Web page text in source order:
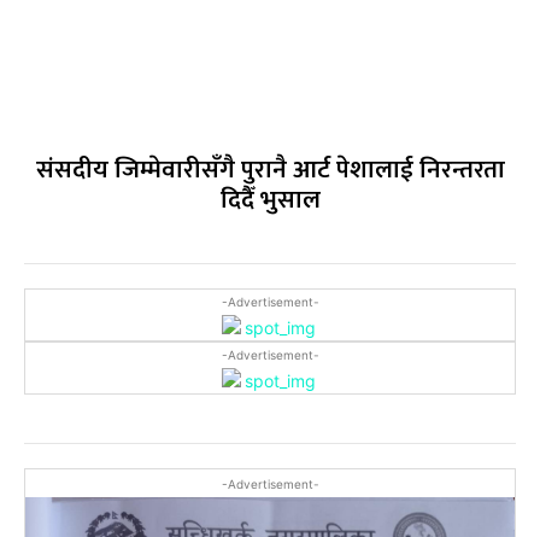
संसदीय जिम्मेवारीसँगै पुरानै आर्ट पेशालाई निरन्तरता
दिदैँ भुसाल
-Advertisement-
-Advertisement-
-Advertisement-